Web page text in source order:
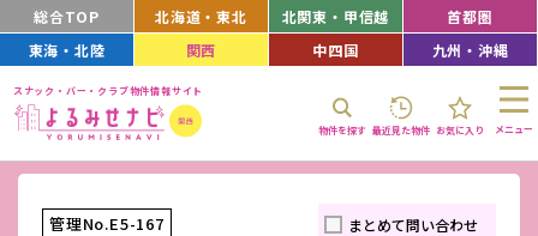
総合TOP 北海道・東北 北関東・甲信越
首都圏
東海・北陸
関西 中四国 九州・沖縄
スナック・バー・クラブ物件情報サイト
物件を探す 最近見た物件 お気に入り メニュー
管理No.E5-167 まとめて問い合わせ